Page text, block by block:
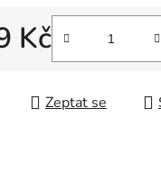
Kč
Zeptat se